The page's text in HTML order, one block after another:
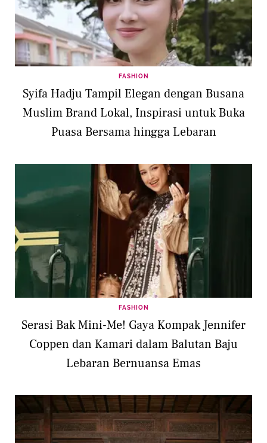
FASHION
Syifa Hadju Tampil Elegan dengan Busana
Muslim Brand Lokal, Inspirasi untuk Buka
Puasa Bersama hingga Lebaran
FASHION
Serasi Bak Mini-Me! Gaya Kompak Jennifer
Coppen dan Kamari dalam Balutan Baju
Lebaran Bernuansa Emas